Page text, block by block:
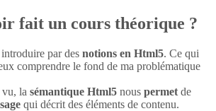
fait un cours théorique ?
par des notions en Html5. Ce qui
comprendre le fond de ma problématique
vu, la sémantique Html5 nous permet de
qui décrit des éléments de contenu.